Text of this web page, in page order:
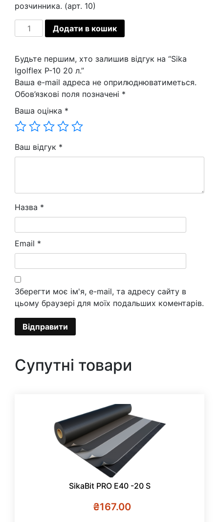
розчинника. (арт. 10)
Sika
Igolflex
10
20
л.
кількість
Додати в кошик
Будьте першим, хто залишив відгук на “Sika
Igolflex P-10 20 л.”
Ваша e-mail адреса не оприлюднюватиметься.
Обов’язкові поля позначені *
Ваша оцінка *
Ваш відгук *
Назва *
Email *
Зберегти моє ім'я, e-mail, та адресу сайту в
цьому браузері для моїх подальших коментарів.
Супутні товари
SikaBit PRO E40 -20 S
₴167.00